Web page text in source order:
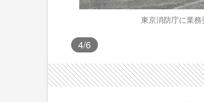
東京消防庁に業務
4/6